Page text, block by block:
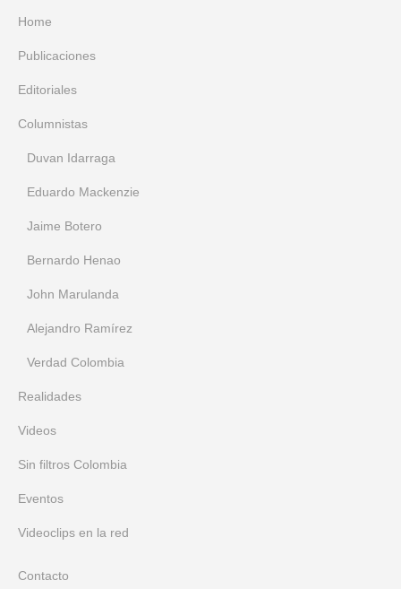
Home
Publicaciones
Editoriales
Columnistas
Duvan Idarraga
Eduardo Mackenzie
Jaime Botero
Bernardo Henao
John Marulanda
Alejandro Ramírez
Verdad Colombia
Realidades
Videos
Sin filtros Colombia
Eventos
Videoclips en la red
Contacto